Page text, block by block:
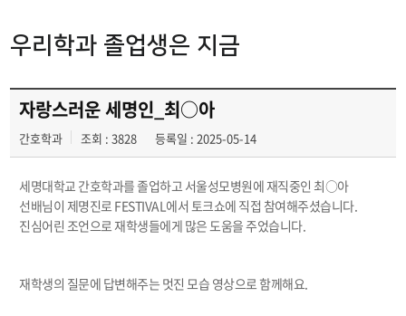
우리학과 졸업생은 지금
우리학과 졸업생은 지금
자랑스러운 세명인_최○아
간호학과 조회 : 3828 등록일 : 2025-05-14
세명대학교 간호학과를 졸업하고 서울성모병원에 재직중인 최○아
선배님이 제명진로 FESTIVAL에서 토크쇼에 직접 참여해주셨습니다.
진심어린 조언으로 재학생들에게 많은 도움을 주었습니다.
재학생의 질문에 답변해주는 멋진 모습 영상으로 함께해요.